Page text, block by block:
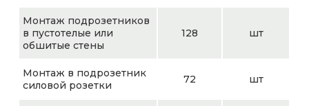
Монтаж подрозетников
в пустотелые или
обшитые стены
128 шт
Монтаж в подрозетник
силовой розетки
72 шт